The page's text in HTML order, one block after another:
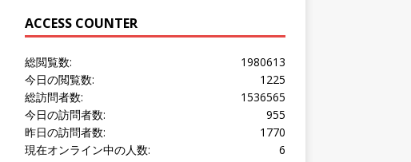
ACCESS COUNTER
1980613
総閲覧数:
1225
今日の閲覧数:
1536565
総訪問者数:
955
今日の訪問者数:
1770
昨日の訪問者数:
6
現在オンライン中の人数: